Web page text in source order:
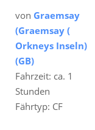
von Graemsay
(Graemsay (
Orkneys Inseln)
(GB)
Fahrzeit: ca. 1
Stunden
Fährtyp: CF